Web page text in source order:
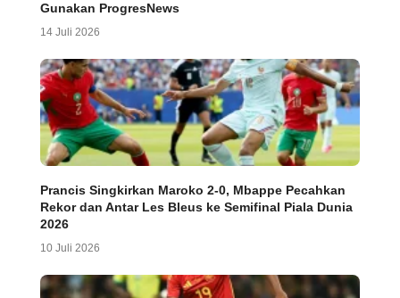
Gunakan ProgresNews
14 Juli 2026
Prancis Singkirkan Maroko 2-0, Mbappe Pecahkan
Rekor dan Antar Les Bleus ke Semifinal Piala Dunia
2026
10 Juli 2026